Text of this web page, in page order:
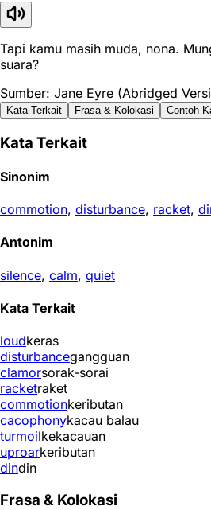
Tapi kamu masih muda, nona.
suara?
Sumber: Jane Eyre (Abridged
Kata Terkait Frasa & Kolokasi Contoh
Kata Terkait
Sinonim
commotion, disturbance, racket,
Antonim
silence, calm, quiet
Kata Terkait
loudkeras
disturbancegangguan
clamorsorak-sorai
racketraket
commotionkeributan
cacophonykacau balau
turmoilkekacauan
uproarkeributan
dindin
Frasa & Kolokasi